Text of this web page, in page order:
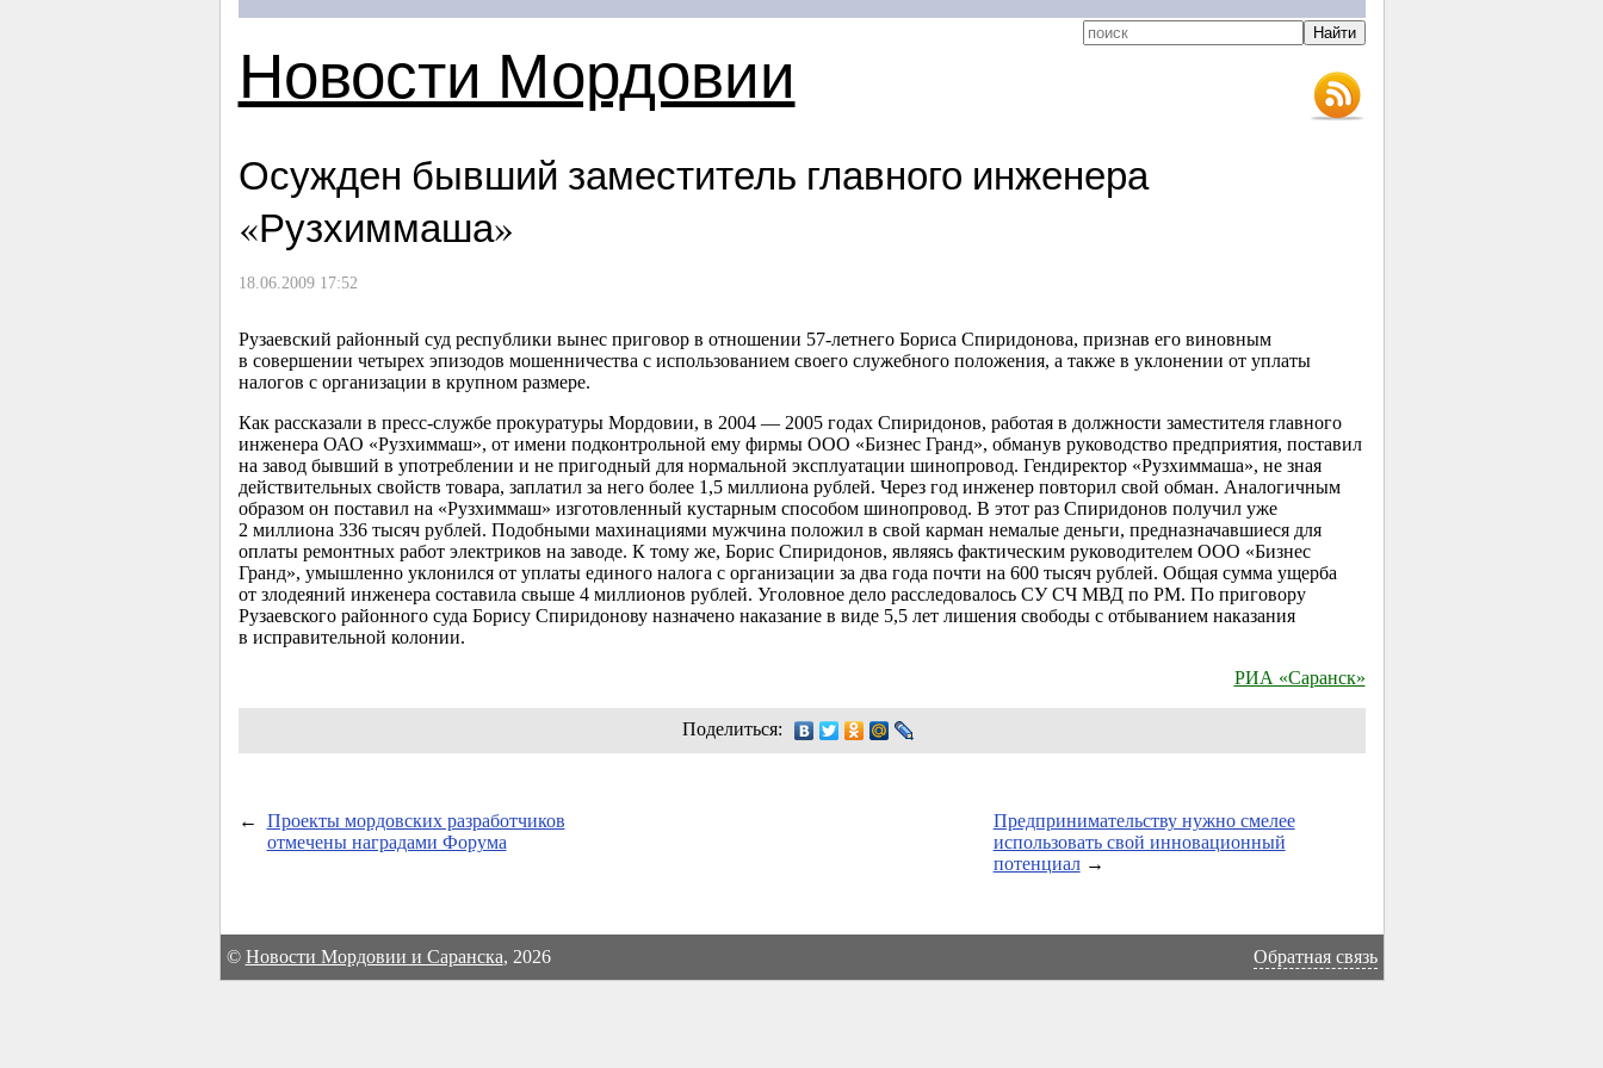
Новости Мордовии
Осужден бывший заместитель главного инженера
«Рузхиммаша»
18.06.2009 17:52
Рузаевский районный суд республики вынес приговор в отношении 57-летнегоБориса Спиридонова, признав его виновным
в совершении четырех эпизодов мошенничества с использованием своего служебного положения, а также в уклонении от уплаты
налогов с организации в крупном размере.
Как рассказали в пресс-службе прокуратуры Мордовии, в 2004 — 2005 годах Спиридонов, работая в должности заместителя главного
инженера ОАО «Рузхиммаш», от имени подконтрольной ему фирмы ООО «Бизнес Гранд», обманув руководство предприятия, поставил
на завод бывший в употреблении и не пригодный для нормальной эксплуатации шинопровод. Гендиректор «Рузхиммаша», не зная
действительных свойств товара, заплатил за него более 1,5 миллиона рублей. Через год инженер повторил свой обман. Аналогичным
образом он поставил на «Рузхиммаш» изготовленный кустарным способом шинопровод. В этот раз Спиридонов получил уже
2 миллиона 336 тысяч рублей. Подобными махинациями мужчина положил в свой карман немалые деньги, предназначавшиеся для
оплаты ремонтных работ электриков на заводе. К тому же, Борис Спиридонов, являясь фактическим руководителем ООО «Бизнес
Гранд», умышленно уклонился от уплаты единого налога с организации за два года почти на 600 тысяч рублей. Общая сумма ущерба
от злодеяний инженера составила свыше 4 миллионов рублей. Уголовное дело расследовалось СУ СЧ МВД по РМ. По приговору
Рузаевского районного суда Борису Спиридонову назначено наказание в виде 5,5 лет лишения свободы с отбыванием наказания
в исправительной колонии.
РИА «Саранск»
Поделиться:
←
Проекты мордовских разработчиков
отмечены наградами Форума
Предпринимательству нужно смелее
использовать свой инновационный
потенциал→
© Новости Мордовии и Саранска, 2026 Обратная связь